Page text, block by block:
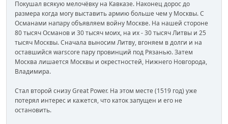
Покушал всякую мелочёвку на Кавказе. Наконец дорос до
размера когда могу выставить армию больше чем у Москвы. С
Османами напару объявляем войну Москве. На нашей стороне
80 тысяч Османов и 30 тысяч моих, на их - 30 тысяч Литвы и 25
тысяч Москвы. Сначала выносим Литву, вгоняем в долги и на
оставшийся warscore пару провинций под Рязанью. Затем
Москва лишается Москвы и окрестностей, Нижнего Новгорода,
Владимира.
Стал второй снизу Great Power. На этом месте (1519 год) уже
потерял интерес и кажется, что каток запущен и его не
остановить.